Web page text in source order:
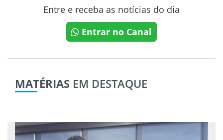
Entre e receba as notícias do dia
Entrar no Canal
MATÉRIAS EM DESTAQUE